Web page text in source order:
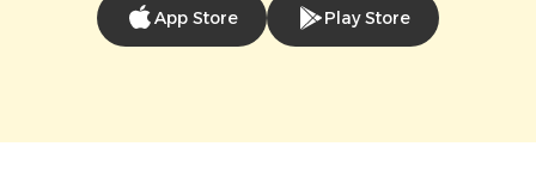
App Store Play Store